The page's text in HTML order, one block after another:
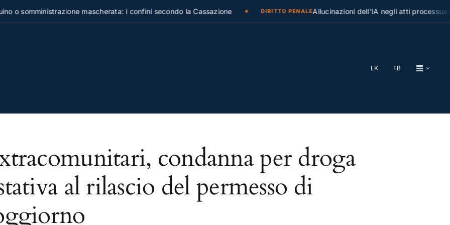
o somministrazione mascherata: i confini secondo la Cassazione DIRITTO PENALEAllucinazioni dell’IA negli atti
LK FB
condanna per droga
al rilascio del permesso di